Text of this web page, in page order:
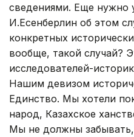
сведениями. Еще нужно
И.Есенберлин об этом
конкретных
вообще, такой случай?
исследователей-
Нашим девизом
Единство. Мы хотели
народ, Казахское
Мы не должны